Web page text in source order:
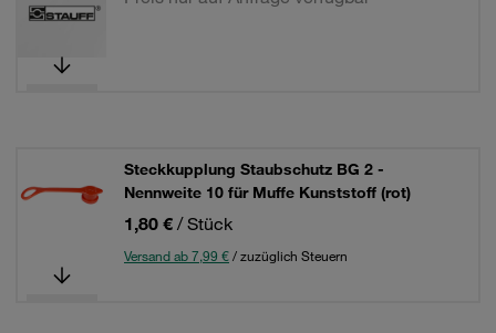
Steckkupplung Staubschutz BG 2 -
Nennweite 10 für Muffe Kunststoff (rot)
1,80 € / Stück
Versand ab 7,99 €/ zuzüglich Steuern